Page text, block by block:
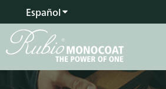
EspañolTraducciones de